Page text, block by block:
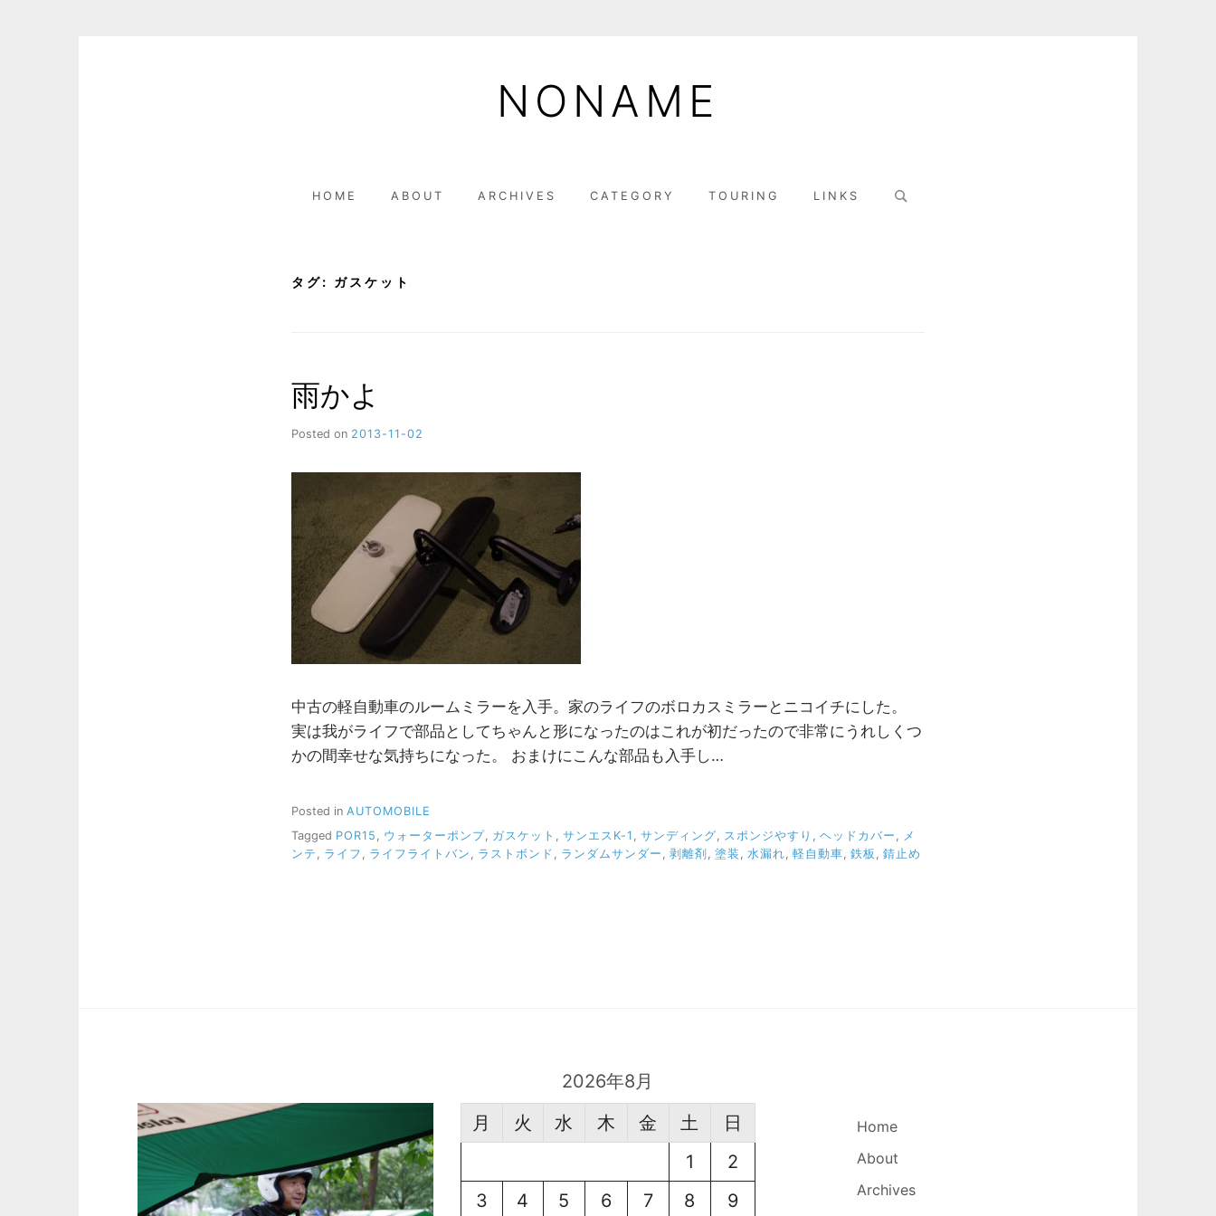
NONAME
HOME ABOUT ARCHIVES CATEGORY TOURING LINKS
Search
タグ: ガスケット
雨かよ
Posted on 2013-11-02
M
中古の軽自動車のルームミラーを入手。家のライフのボロカスミラーとニコイチにした。
実は我がライフで部品としてちゃんと形になったのはこれが初だったので非常にうれしくつ
かの間幸せな気持ちになった。 おまけにこんな部品も入手し…
Posted in AUTOMOBILE
Tagged POR15 ウォーターポンプ ガスケット サンエスK-1 サンディング スポンジやすり ヘッドカバー
メ
ンテ
ライフ ライフライトバン ラストボンド ランダムサンダー 剥離剤 塗装 水漏れ 軽自動車 鉄板 錆止め
2026年8月
月
火 水 木 金 土
日
1
2
3
4 5 6 7 8 9
Home
About
Archives